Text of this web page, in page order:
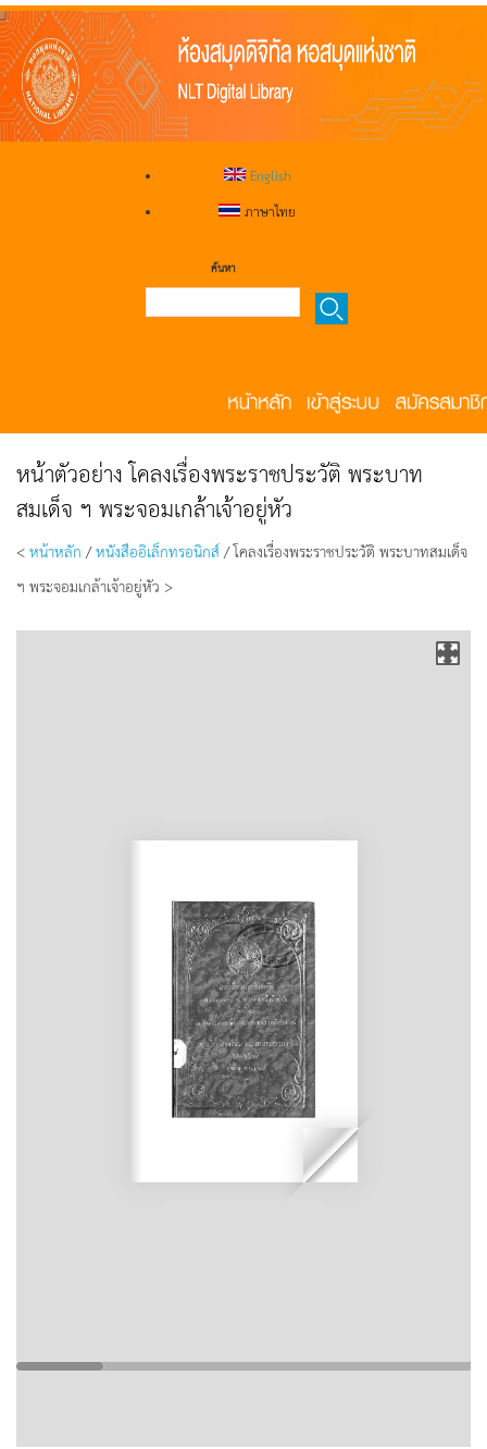
English
ภาษาไทย
ค้นหา
หน้าตัวอย่าง โคลงเรื่องพระราชประวัติ พระบาท
สมเด็จ ฯ พระจอมเกล้าเจ้าอยู่หัว
<หน้าหลัก /หนังสืออิเล็กทรอนิกส์/ โคลงเรื่องพระราชประวัติ พระบาทสมเด็จ
ฯ พระจอมเกล้าเจ้าอยู่หัว >